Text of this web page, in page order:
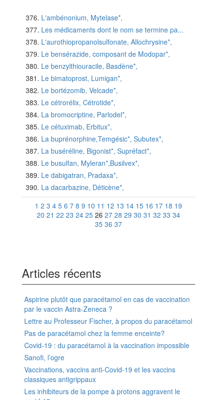
L'ambénonium, Mytelase*,
Les médicaments dont le nom se termine pa...
L'aurothiopropanolsulfonate, Allochrysine*,
Le bensérazide, composant de Modopar*,
Le benzylthiouracile, Basdène*,
Le bimatoprost, Lumigan*,
Le bortézomib, Velcade*,
Le cétrorélix, Cétrotide*,
La bromocriptine, Parlodel*,
Le cétuximab, Erbitux*,
La buprénorphine,Temgésic*, Subutex*,
La buséréline, Bigonist*, Supréfact*,
Le busulfan, Myleran*,Busilvex*,
Le dabigatran, Pradaxa*,
La dacarbazine, Déticène*,
1 2 3 4 5 6 7 8 9 10 11 12 13 14 15 16 17 18 19
20 21 22 23 24 25 26 27 28 29 30 31 32 33 34
35 36 37
Articles récents
Aspirine plutôt que paracétamol en cas de vaccination
par le vaccin Astra-Zeneca ?
Lettre au Professeur Fischer, à propos du paracétamol
Pas de paracétamol chez la femme enceinte?
Covid-19 : du paracétamol à la vaccination impossible
Sanofi, l’ogre
Vaccinations, vaccins anti-Covid-19 et les vaccins
classiques antigrippaux
Les inhibiteurs de la pompe à protons aggravent le